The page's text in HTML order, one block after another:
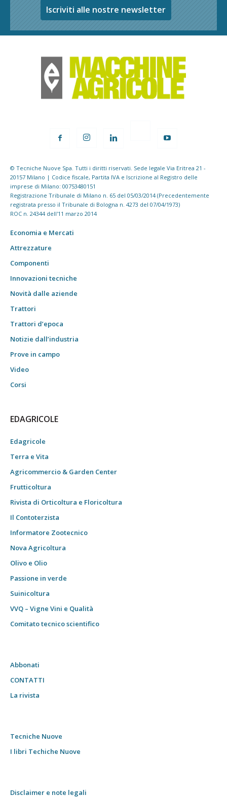
Iscriviti alle nostre newsletter
© Tecniche Nuove Spa. Tutti i diritti riservati. Sede legale Via Eritrea 21 -
20157 Milano | Codice fiscale, Partita IVA e Iscrizione al Registro delle
imprese di Milano: 00753480151
Registrazione Tribunale di Milano n. 65 del 05/03/2014 (Precedentemente
registrata presso il Tribunale di Bologna n. 4273 del 07/04/1973)
ROC n. 24344 dell'11 marzo 2014
Economia e Mercati
Attrezzature
Componenti
Innovazioni tecniche
Novità dalle aziende
Trattori
Trattori d’epoca
Notizie dall’industria
Prove in campo
Video
Corsi
EDAGRICOLE
Edagricole
Terra e Vita
Agricommercio & Garden Center
Frutticoltura
Rivista di Orticoltura e Floricoltura
Il Contoterzista
Informatore Zootecnico
Nova Agricoltura
Olivo e Olio
Passione in verde
Suinicoltura
VVQ – Vigne Vini e Qualità
Comitato tecnico scientifico
Abbonati
CONTATTI
La rivista
Tecniche Nuove
I libri Techiche Nuove
Disclaimer e note legali